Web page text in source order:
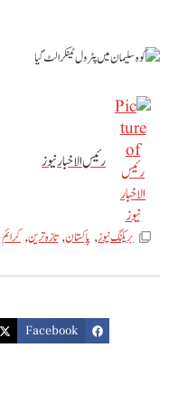
رئیس الاخبار نیوز
بریکنگ نیوز, پاکستان,تازه ترین, کرائم
Facebook